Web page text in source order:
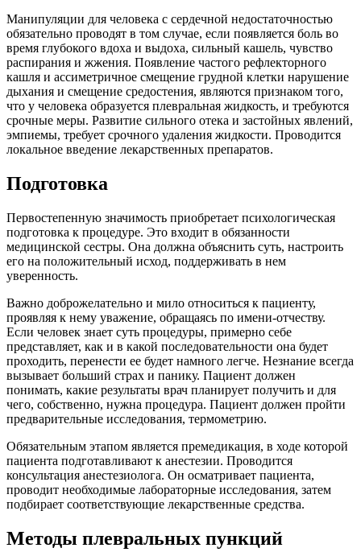
Манипуляции для человека с сердечной недостаточностью
обязательно проводят в том случае, если появляется боль во
время глубокого вдоха и выдоха, сильный кашель, чувство
распирания и жжения. Появление частого рефлекторного
кашля и ассиметричное смещение грудной клетки нарушение
дыхания и смещение средостения, являются признаком того,
что у человека образуется плевральная жидкость, и требуются
срочные меры. Развитие сильного отека и застойных явлений,
эмпиемы, требует срочного удаления жидкости. Проводится
локальное введение лекарственных препаратов.
Подготовка
Первостепенную значимость приобретает психологическая
подготовка к процедуре. Это входит в обязанности
медицинской сестры. Она должна объяснить суть, настроить
его на положительный исход, поддерживать в нем
уверенность.
Важно доброжелательно и мило относиться к пациенту,
проявляя к нему уважение, обращаясь по имени-отчеству.
Если человек знает суть процедуры, примерно себе
представляет, как и в какой последовательности она будет
проходить, перенести ее будет намного легче. Незнание всегда
вызывает больший страх и панику. Пациент должен
понимать, какие результаты врач планирует получить и для
чего, собственно, нужна процедура. Пациент должен пройти
предварительные исследования, термометрию.
Обязательным этапом является премедикация, в ходе которой
пациента подготавливают к анестезии. Проводится
консультация анестезиолога. Он осматривает пациента,
проводит необходимые лабораторные исследования, затем
подбирает соответствующие лекарственные средства.
Методы плевральных пункций